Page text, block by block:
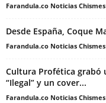
Farandula.co Noticias
Desde España, Coque
Farandula.co Noticias
Cultura Profética grabó
“Ilegal” y un cover...
Farandula.co Noticias